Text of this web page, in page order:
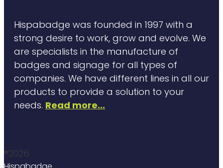
Hispabadge was founded in 1997 with a
strong desire to work, grow and evolve. We
are specialists in the manufacture of
badges and signage for all types of
companies. We have different lines in all our
products to provide a solution to your
needs. Read more...
®2026